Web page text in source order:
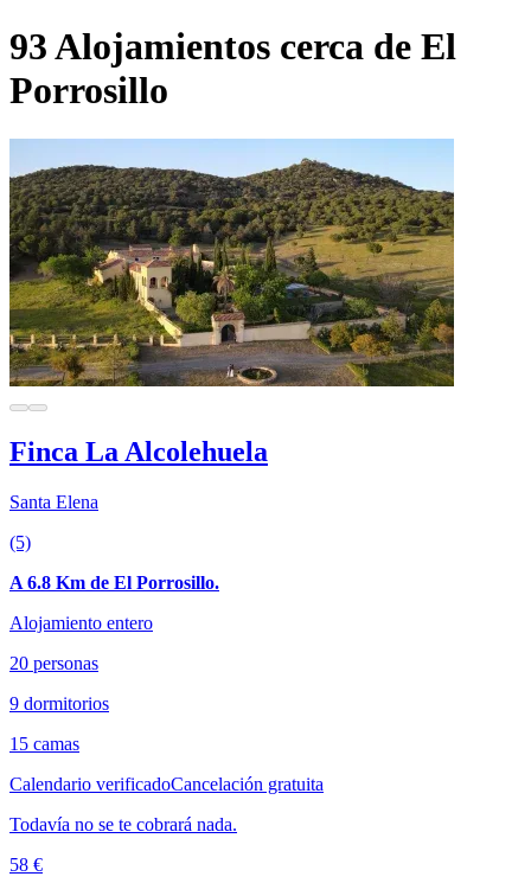
93 Alojamientos cerca de El
Porrosillo
Finca La Alcolehuela
Santa Elena
(5)
A 6.8 Km de El Porrosillo.
Alojamiento entero
20 personas
9 dormitorios
15 camas
Calendario verificadoCancelación gratuita
Todavía no se te cobrará nada.
58 €